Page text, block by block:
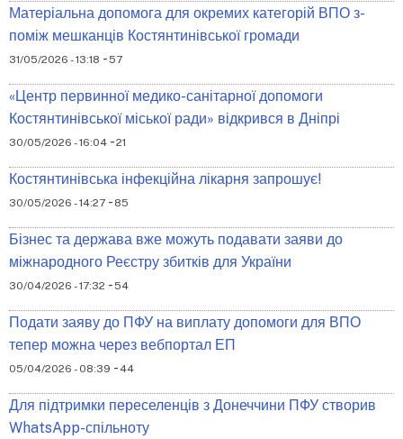
Матеріальна допомога для окремих категорій ВПО з-
поміж мешканців Костянтинівської громади
31/05/2026 - 13:18 -57
«Центр первинної медико-санітарної допомоги
Костянтинівської міської ради» відкрився в Дніпрі
30/05/2026 - 16:04 -21
Костянтинівська інфекційна лікарня запрошує!
30/05/2026 - 14:27 - 85
Бізнес та держава вже можуть подавати заяви до
міжнародного Реєстру збитків для України
30/04/2026 - 17:32 -54
Подати заяву до ПФУ на виплату допомоги для ВПО
тепер можна через вебпортал ЕП
05/04/2026 - 08:39 -44
Для підтримки переселенців з Донеччини ПФУ створив
WhatsApp-спільноту